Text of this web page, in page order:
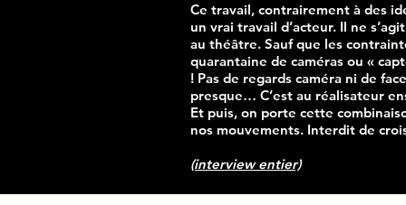
Ce travail, contrairement à des
un vrai travail d’acteur. Il ne
au théâtre. Sauf que les
quarantaine de caméras ou «
! Pas de regards caméra ni de
presque… C’est au réalisateur
Et puis, on porte cette
nos mouvements. Interdit de
(interview entier)